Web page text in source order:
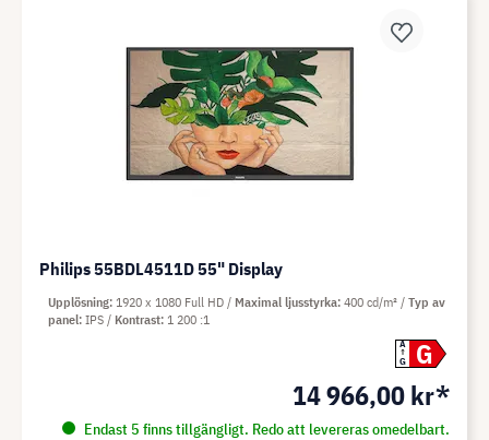
Philips 55BDL4511D 55" Display
A
G
G
14 966,00 kr*
Endast 5 finns tillgängligt. Redo att levereras omedelbart.
Upplösning 1920 x 1080 Full HD Maximal ljusstyrka 400 cd/m²
Typ av
panel IPS Kontrast 1 200 :1